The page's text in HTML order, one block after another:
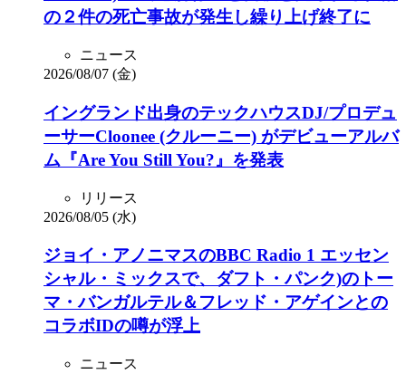
の２件の死亡事故が発生し繰り上げ終了に
ニュース
2026/08/07 (金)
イングランド出身のテックハウスDJ/プロデュ
ーサーCloonee (クルーニー) がデビューアルバ
ム『Are You Still You?』を発表
リリース
2026/08/05 (水)
ジョイ・アノニマスのBBC Radio 1 エッセン
シャル・ミックスで、ダフト・パンク)のトー
マ・バンガルテル＆フレッド・アゲインとの
コラボIDの噂が浮上
ニュース